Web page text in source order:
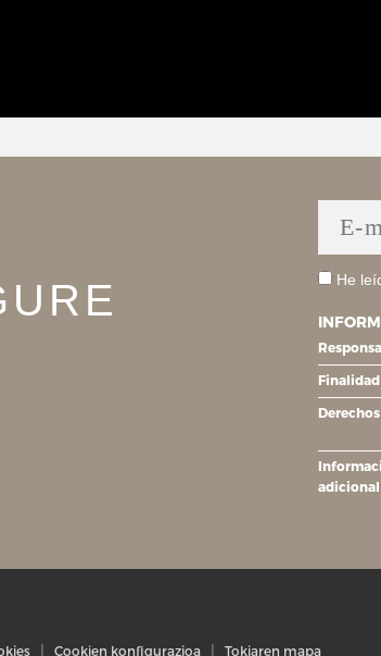
He
Finalidad
Derechos
adicional
Cookien konfigurazioa Tokiaren mapa